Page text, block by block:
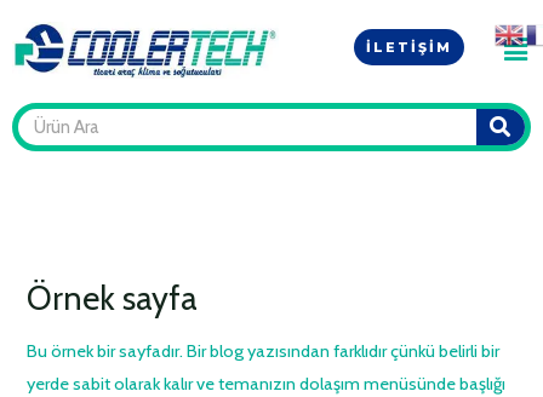
atla
İLETIŞIM
Örnek sayfa
Bu örnek bir sayfadır. Bir blog yazısından farklıdır çünkü belirli bir
yerde sabit olarak kalır ve temanızın dolaşım menüsünde başlığı